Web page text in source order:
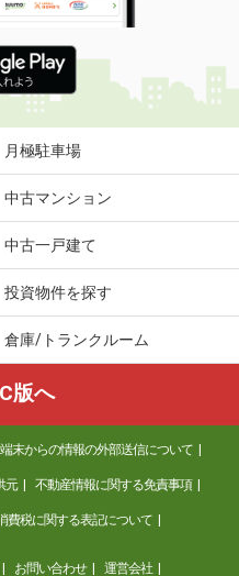
月極駐車場
中古マンション
中古一戸建て
投資物件を探す
倉庫/トランクルーム
版へ
末からの情報の外部送信について
元 不動産情報に関する免責事項
費税に関する表記について
お問い合わせ 運営会社